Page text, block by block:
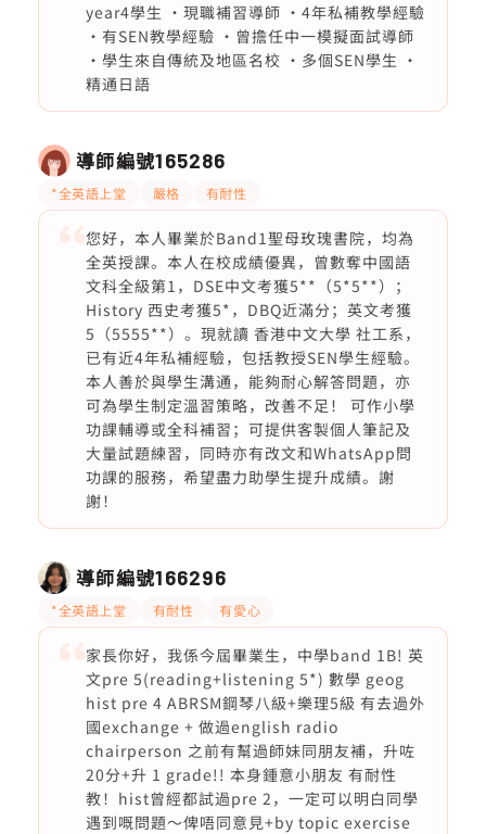
year4學生 ·現職補習導師 ·4年私補教學經驗
·有SEN教學經驗 ·曾擔任中一模擬面試導師
·學生來自傳統及地區名校 ·多個SEN學生 ·
精通日語
導師編號165286
*全英語上堂 嚴格 有耐性
您好，本人畢業於Band1聖母玫瑰書院，均為
全英授課。本人在校成績優異，曾數奪中國語
文科全級第1，DSE中文考獲5**（5*5**）；
History 西史考獲5*，DBQ近滿分；英文考獲
5（5555**）。現就讀 香港中文大學 社工系，
已有近4年私補經驗，包括教授SEN學生經驗。
本人善於與學生溝通，能夠耐心解答問題，亦
可為學生制定溫習策略，改善不足！ 可作小學
功課輔導或全科補習；可提供客製個人筆記及
大量試題練習，同時亦有改文和WhatsApp問
功課的服務，希望盡力助學生提升成績。謝
謝！
導師編號166296
*全英語上堂 有耐性 有愛心
家長你好，我係今屆畢業生，中學band 1B! 英
文pre 5(reading+listening 5*) 數學 geog
hist pre 4 ABRSM鋼琴八級+樂理5級 有去過外
國exchange + 做過english radio
chairperson 之前有幫過師妹同朋友補，升咗
20分+升 1 grade!! 本身鍾意小朋友 有耐性
教！hist曾經都試過pre 2，一定可以明白同學
遇到嘅問題～俾唔同意見+by topic exercise